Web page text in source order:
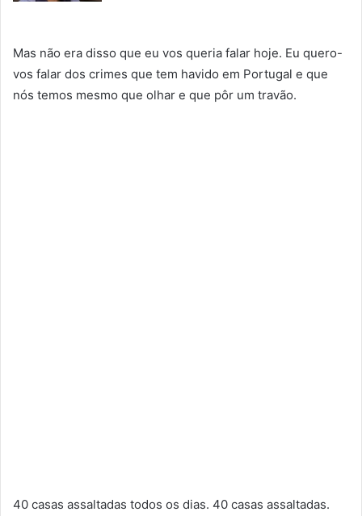
Mas não era disso que eu vos queria falar hoje. Eu quero-
vos falar dos crimes que tem havido em Portugal e que
nós temos mesmo que olhar e que pôr um travão.
40 casas assaltadas todos os dias. 40 casas assaltadas.